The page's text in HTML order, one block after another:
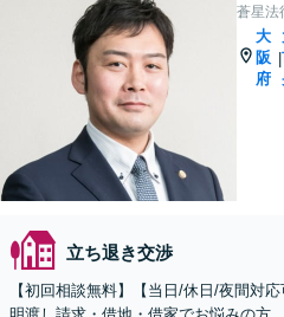
蒼星法
大
阪
府
|
立ち退き交渉
【初回相談無料】【当日/休日/夜間対